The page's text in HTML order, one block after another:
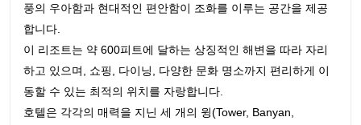
풍의 우아함과 현대적인 편안함이 조화를 이루는 공간을 제공
합니다.
이 리조트는 약 600피트에 달하는 상징적인 해변을 따라 자리
하고 있으며, 쇼핑, 다이닝, 다양한 문화 명소까지 편리하게 이
동할 수 있는 최적의 위치를 자랑합니다.
호텔은 각각의 매력을 지닌 세 개의 윙(Tower, Banyan,